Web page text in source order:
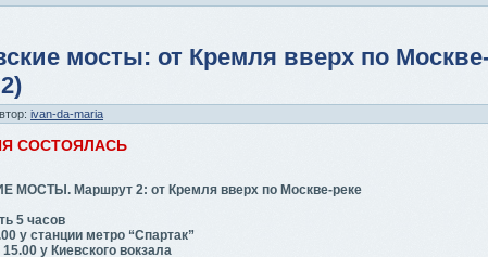
мосты: от Кремля вверх по
ivan-da-maria
СОСТОЯЛАСЬ
МОСТЫ. Маршрут 2: от Кремля вверх по Москве-реке
5 часов
у станции метро “Спартак”
у Киевского вокзала